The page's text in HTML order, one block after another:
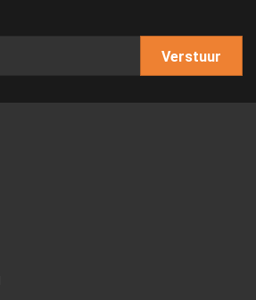
Verstuur